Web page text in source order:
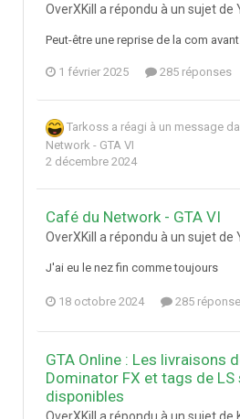
OverXKill a répondu à un sujet de
Peut-être une reprise de la com
1 février 2025 285 réponses
Tarkoss a réagi à un message
Network - GTA VI
2 décembre 2024
Café du Network - GTA VI
OverXKill a répondu à un sujet de
J'ai eu le nez fin comme toujours
18 octobre 2024 285
GTA Online : Les livraisons
Dominator FX et tags de
disponibles